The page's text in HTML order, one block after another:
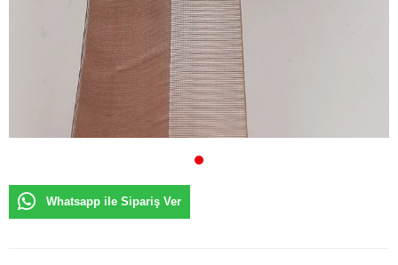
Whatsapp ile Sipariş Ver